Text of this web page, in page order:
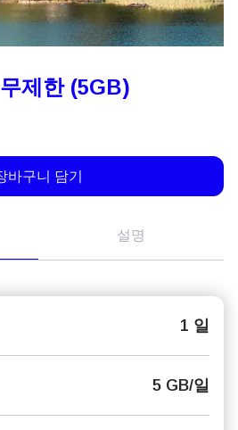
제한 (5GB)
바구니 담기
설명
1 일
5 GB/일